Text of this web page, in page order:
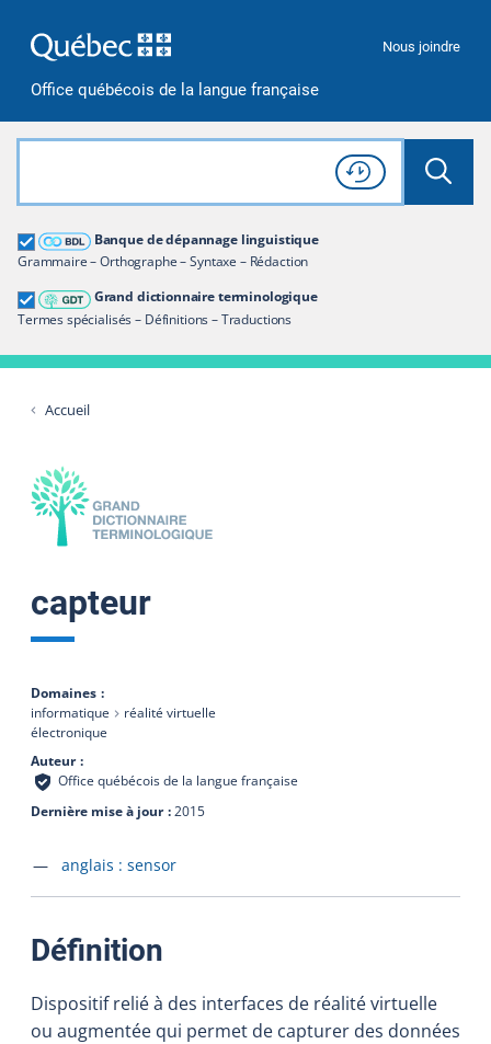
Office québécois de la langue française
Nous joindre
Rechercher dans tout le site
Lancer
Consulter l'
Historique
de recherche
Banque de dépannage linguistique
Grammaire – Orthographe – Syntaxe – Rédaction
Grand dictionnaire terminologique
Termes spécialisés – Définitions – Traductions
Grand dictionnaire terminologique
Restreindre aux termes
Accueil
capteur
Domaines
informatique
réalité virtuelle
électronique
Auteur
Office québécois de la langue française
Dernière mise à jour 2015
Accéder à la fiche en
anglais : sensor
Définition
Dispositif relié à des interfaces de réalité virtuelle
ou augmentée qui permet de capturer des données